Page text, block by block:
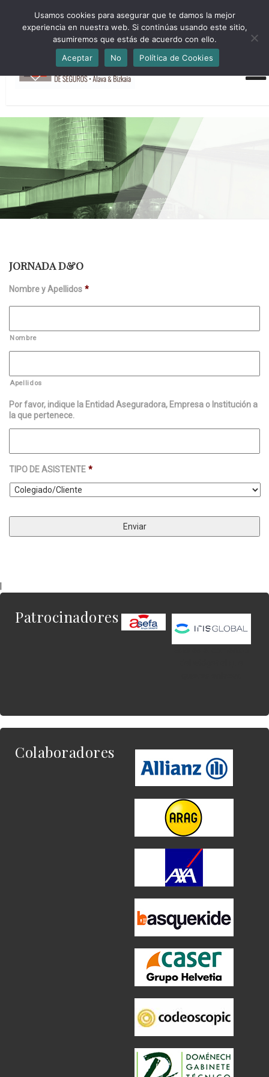
HORARIO INVIERNO Lun-Jue 09:00-16:30 Vier 9:00-14:00
administracion@cmsab.eus 94.442.43.43 Móvil y Whatsapp
688.889.170
JORNADA D&O
Nombre y Apellidos *
Nombre
Apellidos
Por favor, indique la Entidad Aseguradora, Empresa o Institución a
la que pertenece.
TIPO DE ASISTENTE *
Patrocinadores
Colaboradores
Usamos cookies para asegurar que te damos la mejor
experiencia en nuestra web. Si continúas usando este sitio,
asumiremos que estás de acuerdo con ello.
Aceptar
No Política de Cookies